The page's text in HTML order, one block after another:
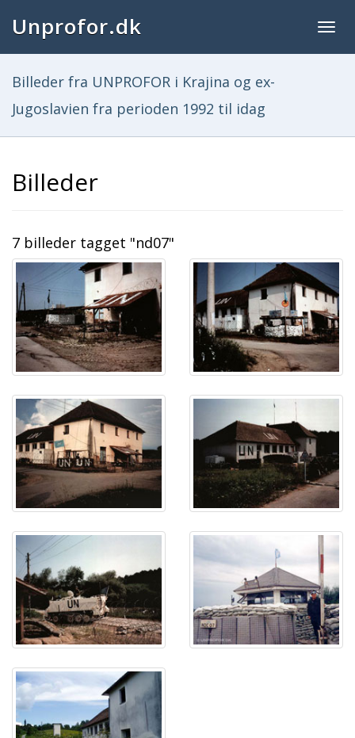
Unprofor.dk
Billeder fra UNPROFOR i Krajina og ex-
Jugoslavien fra perioden 1992 til idag
Billeder
7 billeder tagget "nd07"